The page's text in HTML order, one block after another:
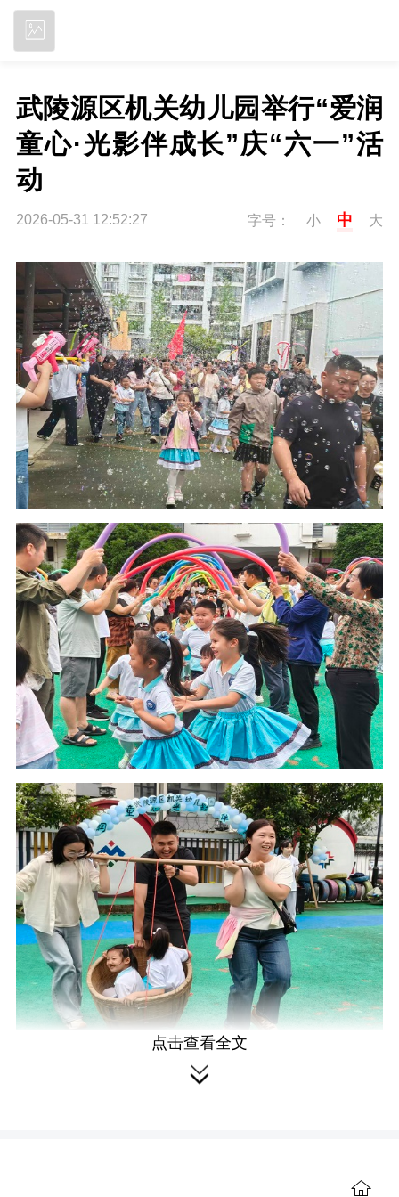
武陵源区机关幼儿园举行“爱润
童心·光影伴成长”庆“六一”活
动
2026-05-31 12:52:27 字号： 小 中 大
点击查看全文
